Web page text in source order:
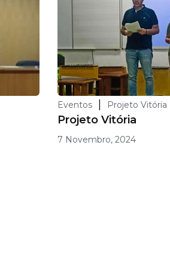
Eventos Projeto Vitória
Projeto Vitória
7 Novembro, 2024